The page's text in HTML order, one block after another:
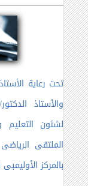
تحت رعاية
والأستاذ
لشئون
الملتقى
بالمركز الأوليمبى